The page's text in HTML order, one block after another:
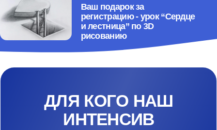
Новичок, который хочет начать
рисовать с быстрым результатом
Обладатель графического
планшета, который не
использует его на 100%